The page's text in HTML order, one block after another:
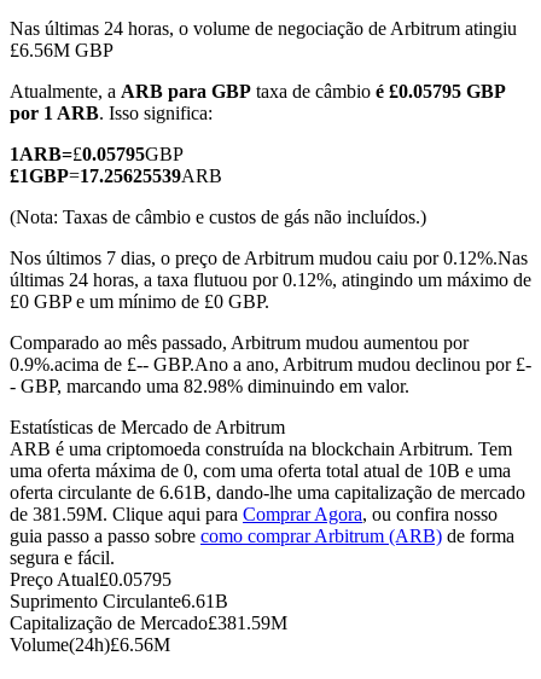
TradFi
Derivativos de ações, câmbio, metais preciosos e commodities
Futuros de USDC
Futuros usando USDC como garantia
Copiar Trading
Nas últimas 24 horas, o volume de negociação de Arbitrum atingiu
£6.56M GBP
Atualmente, a ARB para GBP taxa de câmbio é £0.05795 GBP
por 1 ARB. Isso significa:
1ARB=£0.05795GBP
£1GBP=17.25625539ARB
(Nota: Taxas de câmbio e custos de gás não incluídos.)
Nos últimos 7 dias, o preço de Arbitrum mudou caiu por 0.12%.Nas
últimas 24 horas, a taxa flutuou por 0.12%, atingindo um máximo de
£0 GBP e um mínimo de £0 GBP.
Comparado ao mês passado, Arbitrum mudou aumentou por
0.9%.acima de £-- GBP.Ano a ano, Arbitrum mudou declinou por £-
- GBP, marcando uma 82.98% diminuindo em valor.
Estatísticas de Mercado de Arbitrum
ARB é uma criptomoeda construída na blockchain Arbitrum. Tem
uma oferta máxima de 0, com uma oferta total atual de 10B e uma
oferta circulante de 6.61B, dando-lhe uma capitalização de mercado
de 381.59M. Clique aqui para Comprar Agora, ou confira nosso
guia passo a passo sobre como comprar Arbitrum (ARB) de forma
segura e fácil.
Preço Atual£0.05795
Suprimento Circulante6.61B
Capitalização de Mercado£381.59M
Volume(24h)£6.56M